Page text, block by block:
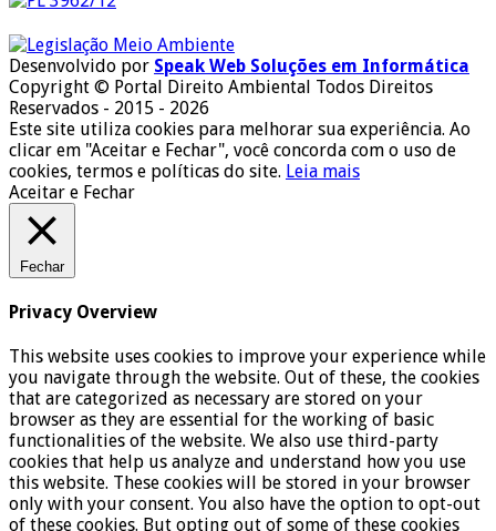
Desenvolvido por Speak Web Soluções em Informática
Copyright © Portal Direito Ambiental Todos Direitos
Reservados - 2015 - 2026
Este site utiliza cookies para melhorar sua experiência. Ao
clicar em "Aceitar e Fechar", você concorda com o uso de
cookies, termos e políticas do site. Leia mais
Aceitar e Fechar
Fechar
Privacy Overview
This website uses cookies to improve your experience while
you navigate through the website. Out of these, the cookies
that are categorized as necessary are stored on your
browser as they are essential for the working of basic
functionalities of the website. We also use third-party
cookies that help us analyze and understand how you use
this website. These cookies will be stored in your browser
only with your consent. You also have the option to opt-out
of these cookies. But opting out of some of these cookies